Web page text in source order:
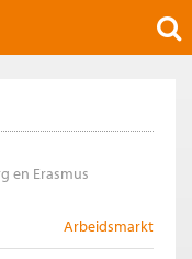
en Erasmus
Arbeidsmarkt